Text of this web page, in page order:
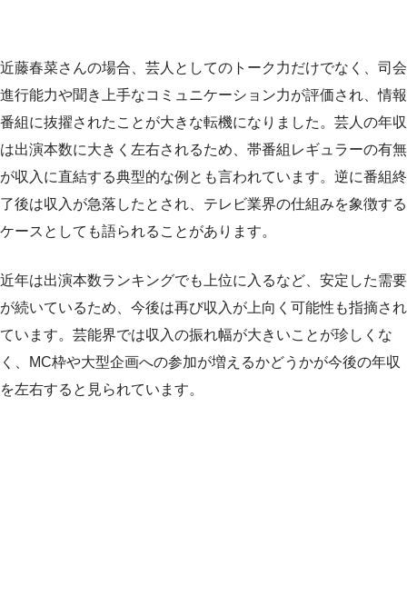
近藤春菜さんの場合、芸人としてのトーク力だけでなく、司会
進行能力や聞き上手なコミュニケーション力が評価され、情報
番組に抜擢されたことが大きな転機になりました。芸人の年収
は出演本数に大きく左右されるため、帯番組レギュラーの有無
が収入に直結する典型的な例とも言われています。逆に番組終
了後は収入が急落したとされ、テレビ業界の仕組みを象徴する
ケースとしても語られることがあります。
近年は出演本数ランキングでも上位に入るなど、安定した需要
が続いているため、今後は再び収入が上向く可能性も指摘され
ています。芸能界では収入の振れ幅が大きいことが珍しくな
く、MC枠や大型企画への参加が増えるかどうかが今後の年収
を左右すると見られています。